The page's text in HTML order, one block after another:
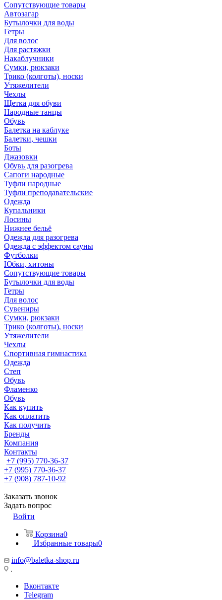
Сопутствующие товары
Автозагар
Бутылочки для воды
Гетры
Для волос
Для растяжки
Накаблучники
Сумки, рюкзаки
Трико (колготы), носки
Утяжелители
Чехлы
Щетка для обуви
Народные танцы
Обувь
Балетка на каблуке
Балетки, чешки
Боты
Джазовки
Обувь для разогрева
Сапоги народные
Туфли народные
Туфли преподавательские
Одежда
Купальники
Лосины
Нижнее бельё
Одежда для разогрева
Одежда с эффектом сауны
Футболки
Юбки, хитоны
Сопутствующие товары
Бутылочки для воды
Гетры
Для волос
Сувениры
Сумки, рюкзаки
Трико (колготы), носки
Утяжелители
Чехлы
Спортивная гимнастика
Одежда
Степ
Обувь
Фламенко
Обувь
Как купить
Как оплатить
Как получить
Бренды
Компания
Контакты
+7 (995) 770-36-37
+7 (995) 770-36-37
+7 (908) 787-10-92
Заказать звонок
Задать вопрос
Войти
Корзина0
Избранные товары0
info@baletka-shop.ru
.
Вконтакте
Telegram